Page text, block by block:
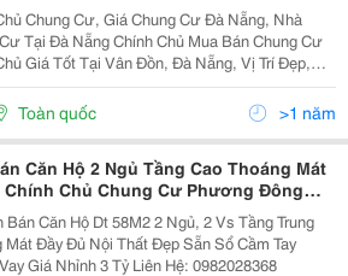
Chung Cư, Giá Chung Cư Đà Nẵng, Nhà
Đà Nẵng Chính Chủ Mua Bán Chung Cư
Giá Tốt Tại Vân Đồn, Đà Nẵng, Vị Trí Đẹp,
A2-705
Vân Đồn, P. Nại Hiên Q.sơn Trà, Đà
Toàn quốc >1 năm
Căn Hộ 2 Ngủ Tầng Cao Thoáng Mát
Chính Chủ Chung Cư Phương Đông
Park
Bán Căn Hộ Dt 58M2 2 Ngủ, 2 Vs Tầng Trung
Đầy Đủ Nội Thất Đẹp Sẵn Sổ Cầm Tay
Giá Nhỉnh 3 Tỷ Liên Hệ: 0982028368